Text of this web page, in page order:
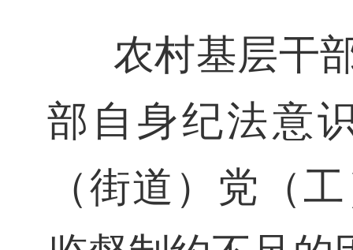
农村基层干
部自身纪法意
（街道）党（